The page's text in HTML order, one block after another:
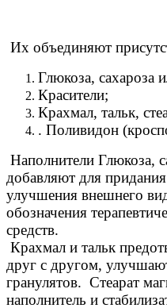
Их объединяют
Глюкоза, сахароза
Красители;
Крахмал, тальк,
. Поливидон
Наполнители Глюкоза,
добавляют для
улучшения внешнего
обозначения
средств.
Крахмал и тальк
друг с другом,
гранулятов. Стеарат
наполнитель и